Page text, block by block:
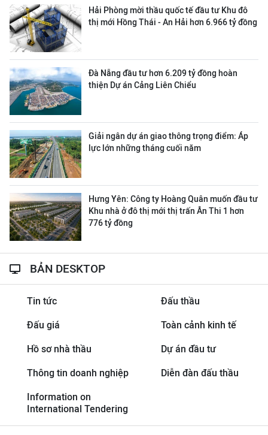
Hải Phòng mời thầu quốc tế đầu tư Khu đô
thị mới Hồng Thái - An Hải hơn 6.966 tỷ đồng
Đà Nẵng đầu tư hơn 6.209 tỷ đồng hoàn
thiện Dự án Cảng Liên Chiểu
Giải ngân dự án giao thông trọng điểm: Áp
lực lớn những tháng cuối năm
Hưng Yên: Công ty Hoàng Quân muốn đầu tư
Khu nhà ở đô thị mới thị trấn Ân Thi 1 hơn
776 tỷ đồng
BẢN DESKTOP
Tin tức Đấu thầu
Đấu giá Toàn cảnh kinh tế
Hồ sơ nhà thầu Dự án đầu tư
Thông tin doanh nghiệp Diễn đàn đấu thầu
Information on
International Tendering